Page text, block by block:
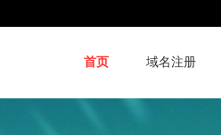
首页 域名注册